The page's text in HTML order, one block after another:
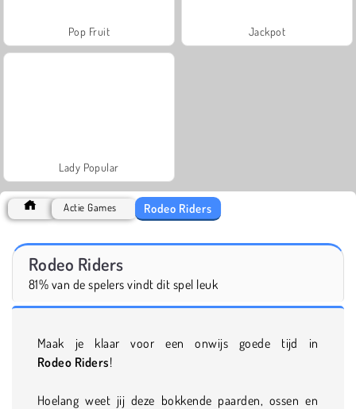
Pop Fruit Jackpot
Lady Popular
Actie Games Rodeo Riders
Rodeo Riders
81% van de spelers vindt dit spel leuk
Maak je klaar voor een onwijs goede tijd in
Rodeo Riders!
Hoelang weet jij deze bokkende paarden, ossen en